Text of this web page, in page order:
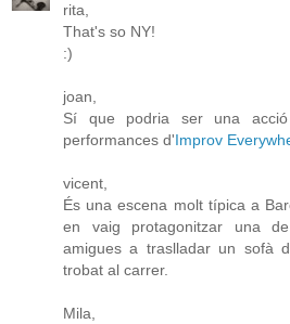
rita,
That's so NY!
:)
joan,
Sí que podria ser una
performances d'Improv
vicent,
És una escena molt típica a
en vaig protagonitzar una
amigues a traslladar un sofà
trobat al carrer.
Mila,